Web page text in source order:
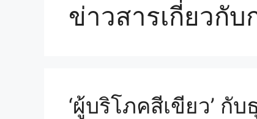
ข่าวสารเกี่ยวกั
‘ผู้บริโภคสีเขียว’ กับ